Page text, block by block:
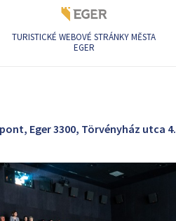
TURISTICKÉ WEBOVÉ STRÁNKY MĚSTA
EGER
Eger 3300, Törvényház utca 4.